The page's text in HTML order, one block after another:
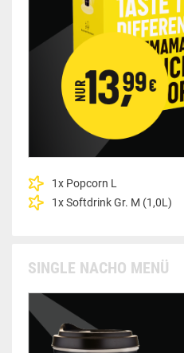
1x Popcorn L
1x Softdrink Gr. M (1,0L)
SINGLE NACHO MENÜ